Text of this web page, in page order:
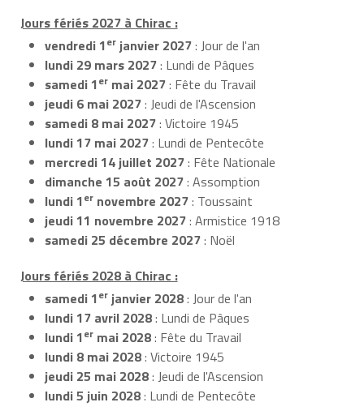
Jours fériés 2027 à Chirac :
vendredi 1er janvier 2027: Jour de l'an
lundi 29 mars 2027: Lundi de Pâques
samedi 1er mai 2027: Fête du Travail
jeudi 6 mai 2027: Jeudi de l'Ascension
samedi 8 mai 2027: Victoire 1945
lundi 17 mai 2027: Lundi de Pentecôte
mercredi 14 juillet 2027: Fête Nationale
dimanche 15 août 2027: Assomption
lundi 1er novembre 2027: Toussaint
jeudi 11 novembre 2027: Armistice 1918
samedi 25 décembre 2027: Noël
Jours fériés 2028 à Chirac :
samedi 1er janvier 2028: Jour de l'an
lundi 17 avril 2028: Lundi de Pâques
lundi 1er mai 2028: Fête du Travail
lundi 8 mai 2028: Victoire 1945
jeudi 25 mai 2028: Jeudi de l'Ascension
lundi 5 juin 2028: Lundi de Pentecôte